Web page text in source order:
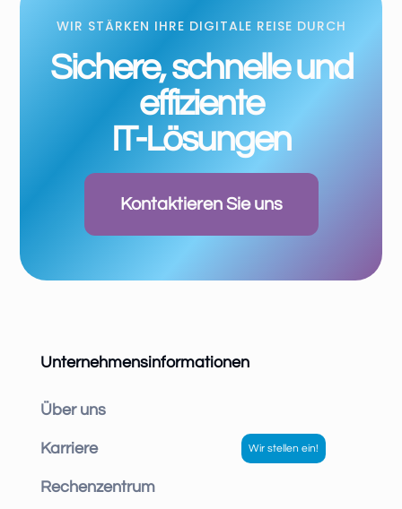
WIR STÄRKEN IHRE DIGITALE REISE DURCH
Sichere, schnelle und
effiziente
IT-Lösungen
Kontaktieren Sie uns
Unternehmensinformationen
Über uns
Karriere
Rechenzentrum